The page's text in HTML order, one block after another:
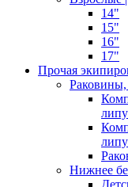
14"
15"
16"
17"
Прочая
Нижнее